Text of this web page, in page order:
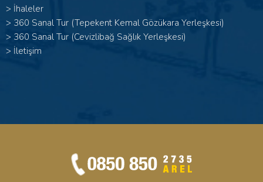
> İhaleler
> 360 Sanal Tur (Tepekent Kemal Gözükara Yerleşkesi)
> 360 Sanal Tur (Cevizlibağ Sağlık Yerleşkesi)
> İletişim